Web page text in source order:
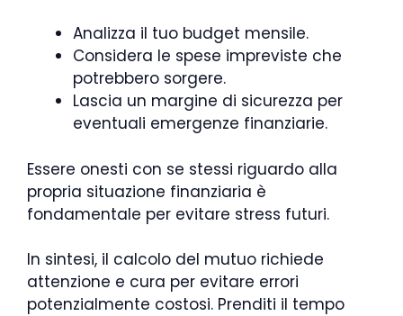
Analizza il tuo budget mensile.
Considera le spese impreviste che
potrebbero sorgere.
Lascia un margine di sicurezza per
eventuali emergenze finanziarie.
Essere onesti con se stessi riguardo alla
propria situazione finanziaria è
fondamentale per evitare stress futuri.
In sintesi, il calcolo del mutuo richiede
attenzione e cura per evitare errori
potenzialmente costosi. Prenditi il tempo